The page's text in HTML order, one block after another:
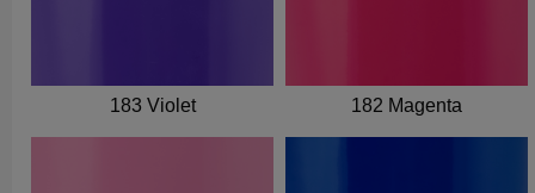
183 Violet 182 Magenta